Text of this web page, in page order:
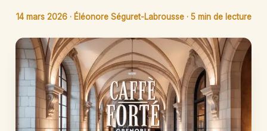
14 mars 2026 · Éléonore Séguret-Labrousse · 5 min de lecture